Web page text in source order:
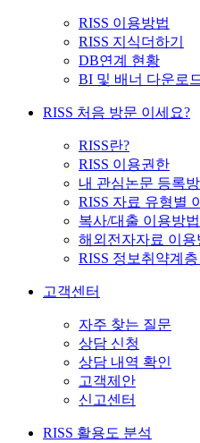
RISS 이용방법
RISS 지식더하기
DB연계 현황
BI 및 배너 다운로
RISS 처음 방문 이세요?
RISS란?
RISS 이용권한
내 관심논문 등록
RISS 자료 유형별
복사/대출 이용방법
해외전자자료 이용
RISS 정보취약계
고객센터
자주 찾는 질문
상담 신청
상담 내역 확인
고객제안
신고센터
RISS 활용도 분석